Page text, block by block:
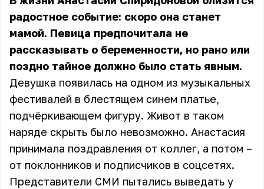
радостное событие: скоро она станет
мамой. Певица предпочитала не
рассказывать о беременности, но рано или
поздно тайное должно было стать явным.
Девушка появилась на одном из музыкальных
фестивалей в блестящем синем платье,
подчёркивающем фигуру. Живот в таком
наряде скрыть было невозможно. Анастасия
принимала поздравления от коллег, а потом –
от поклонников и подписчиков в соцсетях.
Представители СМИ пытались выведать у